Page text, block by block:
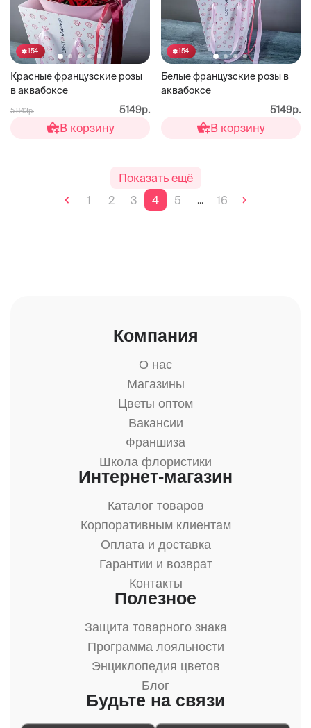
154
Красные французские розы
в аквабоксе
5 843р. 5149р.
В корзину
154
Белые французские розы в
аквабоксе
5149р.
В корзину
Показать ещё
1
2 3 4 5 ... 16
Компания
О нас
Магазины
Цветы оптом
Вакансии
Франшиза
Школа флористики
Интернет-магазин
Каталог товаров
Корпоративным клиентам
Оплата и доставка
Гарантии и возврат
Контакты
Полезное
Защита товарного знака
Программа лояльности
Энциклопедия цветов
Блог
Будьте на связи